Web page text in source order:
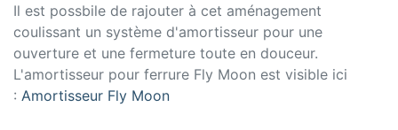
Il est possbile de rajouter à cet aménagement
coulissant un système d'amortisseur pour une
ouverture et une fermeture toute en douceur.
L'amortisseur pour ferrure Fly Moon est visible ici
: Amortisseur Fly Moon